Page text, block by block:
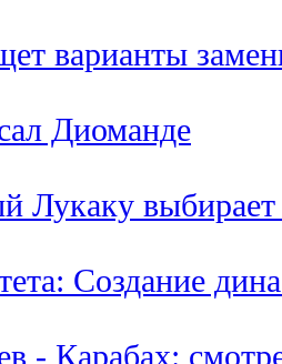
варианты
Диоманде
Лукаку
Создание
- Карабах: